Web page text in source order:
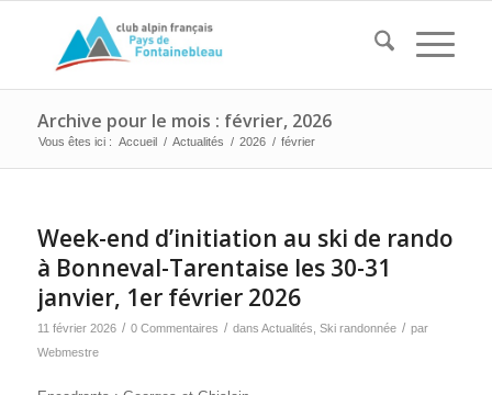
Archive pour le mois : février, 2026
Vous êtes ici : Accueil / Actualités / 2026 / février
Week-end d’initiation au ski de rando
à Bonneval-Tarentaise les 30-31
janvier, 1er février 2026
11 février 2026 / 0 Commentaires / dans Actualités Ski randonnée / par
Webmestre